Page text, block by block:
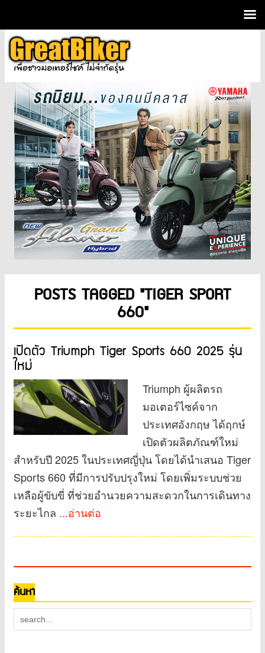
POSTS TAGGED "TIGER SPORT
660"
เปิดตัว Triumph Tiger Sports 660 2025 รุ่น
ใหม่
Triumph ผู้ผลิตรถ
มอเตอร์ไซค์จาก
ประเทศอังกฤษ ได้ฤกษ์
เปิดตัวผลิตภัณฑ์ใหม่
สำหรับปี 2025 ในประเทศญี่ปุ่น โดยได้นำเสนอ Tiger
Sports 660 ที่มีการปรับปรุงใหม่ โดยเพิ่มระบบช่วย
เหลือผู้ขับขี่ ที่ช่วยอำนวยความสะดวกในการเดินทาง
ระยะไกล ...อ่านต่อ
ค้นหา